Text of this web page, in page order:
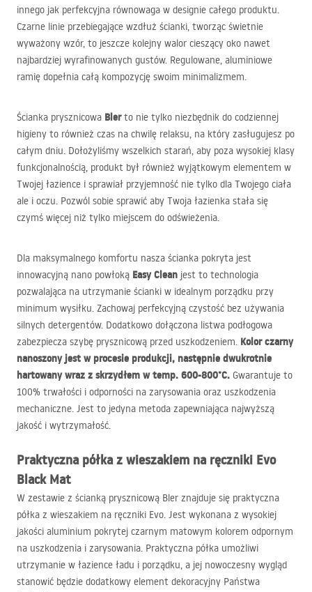
innego jak perfekcyjna równowaga w designie całego produktu.
Czarne linie przebiegające wzdłuż ścianki, tworząc świetnie
wyważony wzór, to jeszcze kolejny walor cieszący oko nawet
najbardziej wyrafinowanych gustów. Regulowane, aluminiowe
ramię dopełnia całą kompozycję swoim minimalizmem.
Ścianka prysznicowa Blerto nie tylko niezbędnik do codziennej
higieny to również czas na chwilę relaksu, na który zasługujesz po
całym dniu. Dołożyliśmy wszelkich starań, aby poza wysokiej klasy
funkcjonalnością, produkt był również wyjątkowym elementem w
Twojej łazience i sprawiał przyjemność nie tylko dla Twojego ciała
ale i oczu. Pozwól sobie sprawić aby Twoja łazienka stała się
czymś więcej niż tylko miejscem do odświeżenia.
Dla maksymalnego komfortu nasza ścianka pokryta jest
innowacyjną nano powłoką Easy Clean jest to technologia
pozwalająca na utrzymanie ścianki w idealnym porządku przy
minimum wysiłku. Zachowaj perfekcyjną czystość bez używania
silnych detergentów. Dodatkowo dołączona listwa podłogowa
zabezpiecza szybę prysznicową przed uszkodzeniem. Kolor czarny
nanoszony jest w procesie produkcji, następnie dwukrotnie
hartowany wraz z skrzydłem w temp. 600-800°C. Gwarantuje to
100% trwałości i odporności na zarysowania oraz uszkodzenia
mechaniczne. Jest to jedyna metoda zapewniająca najwyższą
jakość i wytrzymałość.
Praktyczna półka z wieszakiem na ręczniki Evo
Black Mat
W zestawie z ścianką prysznicową Bler znajduje się praktyczna
półka z wieszakiem na ręczniki Evo. Jest wykonana z wysokiej
jakości aluminium pokrytej czarnym matowym kolorem odpornym
na uszkodzenia i zarysowania. Praktyczna półka umożliwi
utrzymanie w łazience ładu i porządku, a jej nowoczesny wygląd
stanowić będzie dodatkowy element dekoracyjny Państwa